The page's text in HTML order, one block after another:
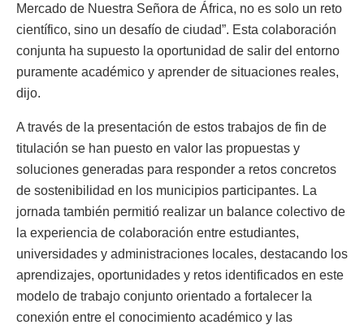
Mercado de Nuestra Señora de África, no es solo un reto
científico, sino un desafío de ciudad”. Esta colaboración
conjunta ha supuesto la oportunidad de salir del entorno
puramente académico y aprender de situaciones reales,
dijo.
A través de la presentación de estos trabajos de fin de
titulación se han puesto en valor las propuestas y
soluciones generadas para responder a retos concretos
de sostenibilidad en los municipios participantes. La
jornada también permitió realizar un balance colectivo de
la experiencia de colaboración entre estudiantes,
universidades y administraciones locales, destacando los
aprendizajes, oportunidades y retos identificados en este
modelo de trabajo conjunto orientado a fortalecer la
conexión entre el conocimiento académico y las